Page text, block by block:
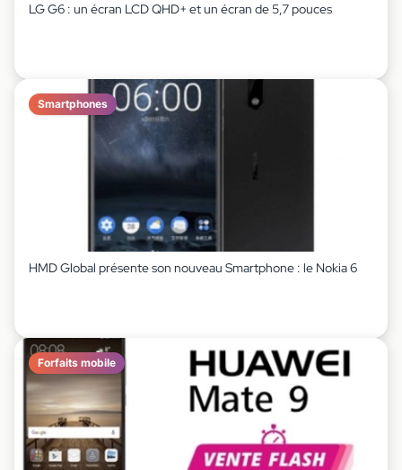
LG G6 : un écran LCD QHD+ et un écran de 5,7 pouces
Smartphones
HMD Global présente son nouveau Smartphone : le Nokia 6
Forfaits mobile